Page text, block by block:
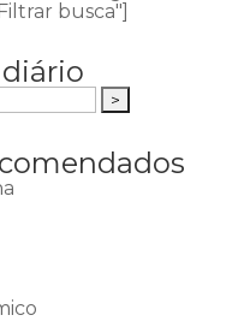
busca"]